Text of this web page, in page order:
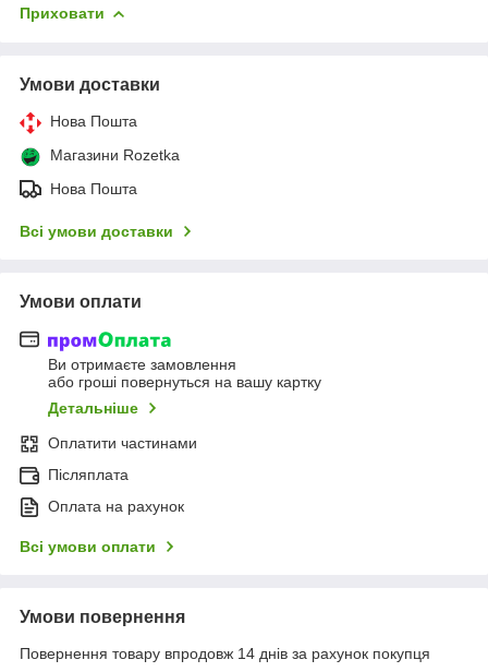
Приховати
Умови доставки
Нова Пошта
Магазини Rozetka
Нова Пошта
Всі умови доставки
Умови оплати
Ви отримаєте замовлення
або гроші повернуться на вашу картку
Детальніше
Оплатити частинами
Післяплата
Оплата на рахунок
Всі умови оплати
Умови повернення
Повернення товару впродовж 14 днів за рахунок покупця